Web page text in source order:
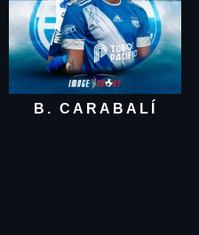
B. CARABALÍ